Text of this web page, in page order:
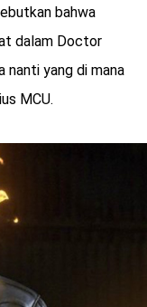
bahwa
dalam Doctor
yang di mana
MCU.